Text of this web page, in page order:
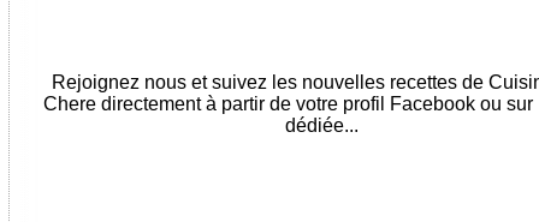
Rejoignez nous et suivez les nouvelles recettes de
Chere directement à partir de votre profil Facebook ou sur
dédiée...